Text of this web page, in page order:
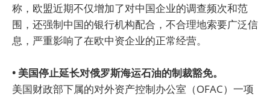
称，欧盟近期不仅增加了对中国企业的调查频次和范
围，还强制中国的银行机构配合，不合理地索要广泛信
息，严重影响了在欧中资企业的正常经营。
• 美国停止延长对俄罗斯海运石油的制裁豁免。
美国财政部下属的对外资产控制办公室（OFAC）一项